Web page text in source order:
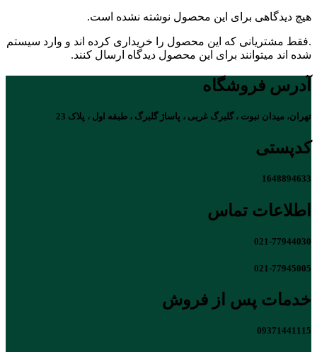
هیچ دیدگاهی برای این محصول نوشته نشده است.
.فقط مشتریانی که این محصول را خریداری کرده اند و وارد سیستم
شده اند میتوانند برای این محصول دیدگاه ارسال کنند.
آدرس فروشگاه
تهران، میدان نبوت ، گلبرگ غربی ، پاساژ گلبرگ ، طبقه اول ، پلاک 23
کدپستی
1648894633
اطلاعات تماس
021-77944030
021-77945005
خدمات پس از فروش
09371441115